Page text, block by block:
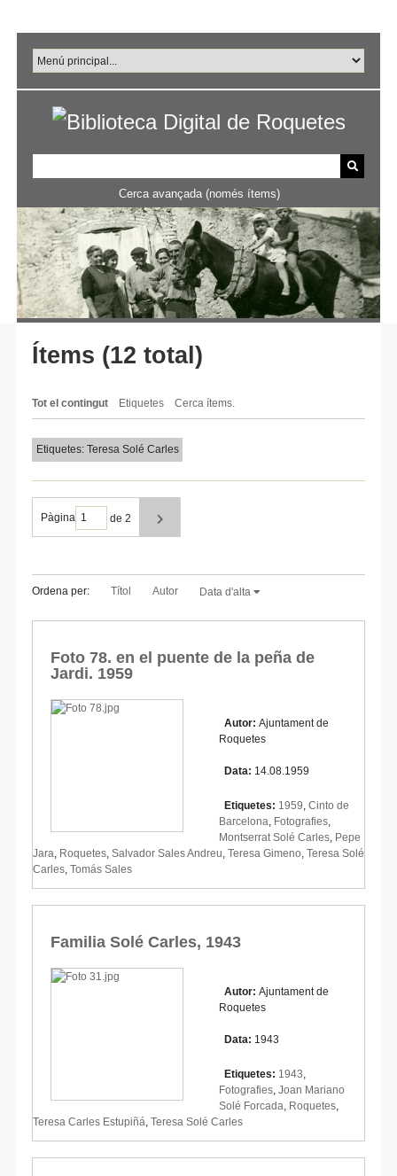
principal
Cerca avançada (només ítems)
Ítems (12 total)
Tot el contingut Etiquetes Cerca ítems.
Etiquetes: Teresa Solé Carles
Pàgina de 2
Ordena per: Títol Autor Data d'alta
Foto 78. en el puente de la peña de
Jardi. 1959
Autor: Ajuntament de
Roquetes
Data: 14.08.1959
Etiquetes: 1959 Cinto de
Barcelona Fotografies
Montserrat Solé Carles Pepe
Jara Roquetes Salvador Sales Andreu Teresa Gimeno Teresa Solé
Carles Tomás Sales
Familia Solé Carles, 1943
Autor: Ajuntament de
Roquetes
Data: 1943
Etiquetes: 1943
Fotografies Joan Mariano
Solé Forcada Roquetes
Teresa Carles Estupiñá Teresa Solé Carles